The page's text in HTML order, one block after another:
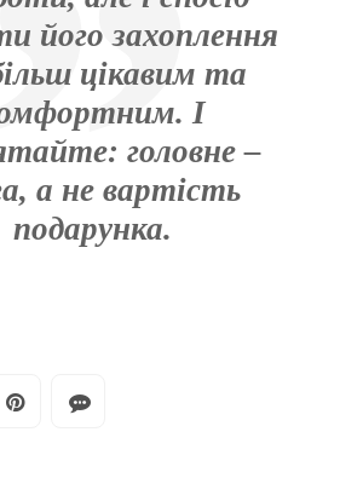
його захоплення
цікавим та
І
головне –
а не вартість
подарунка.